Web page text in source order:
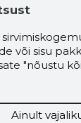
või sisu
"nõustu
Ainult